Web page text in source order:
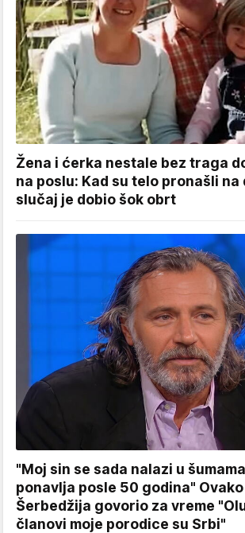
Žena i ćerka nestale bez traga
na poslu: Kad su telo pronašli na
slučaj je dobio šok obrt
"Moj sin se sada nalazi u
ponavlja posle 50 godina" Ovako
Šerbedžija govorio za vreme
članovi moje porodice su Srbi"